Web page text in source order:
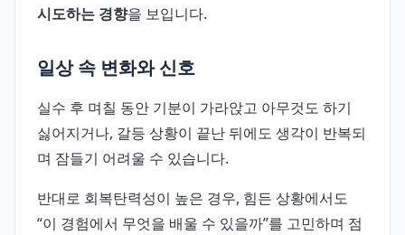
시도하는 경향을 보입니다.
일상 속 변화와 신호
실수 후 며칠 동안 기분이 가라앉고 아무것도 하기
싫어지거나, 갈등 상황이 끝난 뒤에도 생각이 반복되
며 잠들기 어려울 수 있습니다.
반대로 회복탄력성이 높은 경우, 힘든 상황에서도
“이 경험에서 무엇을 배울 수 있을까”를 고민하며 점